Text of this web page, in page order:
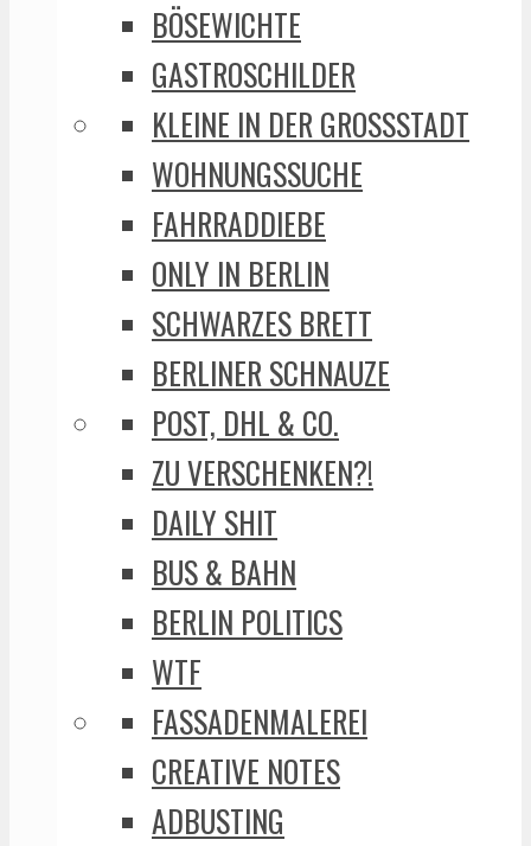
BÖSEWICHTE
GASTROSCHILDER
KLEINE IN DER GROSSSTADT
WOHNUNGSSUCHE
FAHRRADDIEBE
ONLY IN BERLIN
SCHWARZES BRETT
BERLINER SCHNAUZE
POST, DHL & CO.
ZU VERSCHENKEN?!
DAILY SHIT
BUS & BAHN
BERLIN POLITICS
WTF
FASSADENMALEREI
CREATIVE NOTES
ADBUSTING